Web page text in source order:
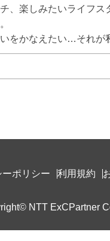
、楽しみたいライフ
をかなえたい…それが
ポリシー 利用規約
NTT ExCPartner